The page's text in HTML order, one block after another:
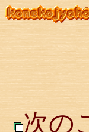
次の